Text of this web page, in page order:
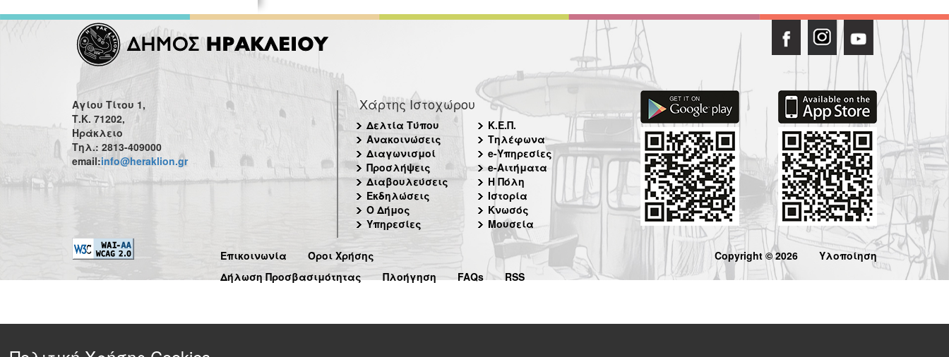
Αγίου Τίτου 1,
Τ.Κ. 71202,
Ηράκλειο
Τηλ.: 2813-409000
email:info@heraklion.gr
Χάρτης Ιστοχώρου
Δελτία Τύπου
Ανακοινώσεις
Διαγωνισμοί
Προσλήψεις
Διαβουλεύσεις
Εκδηλώσεις
Ο Δήμος
Υπηρεσίες
Κ.Ε.Π.
Τηλέφωνα
e-Υπηρεσίες
e-Αιτήματα
Η Πόλη
Ιστορία
Κνωσός
Μουσεία
Επικοινωνία
Όροι Χρήσης
Δήλωση Προσβασιμότητας
Πλοήγηση FAQs RSS
Copyright © 2026 Υλοποίηση